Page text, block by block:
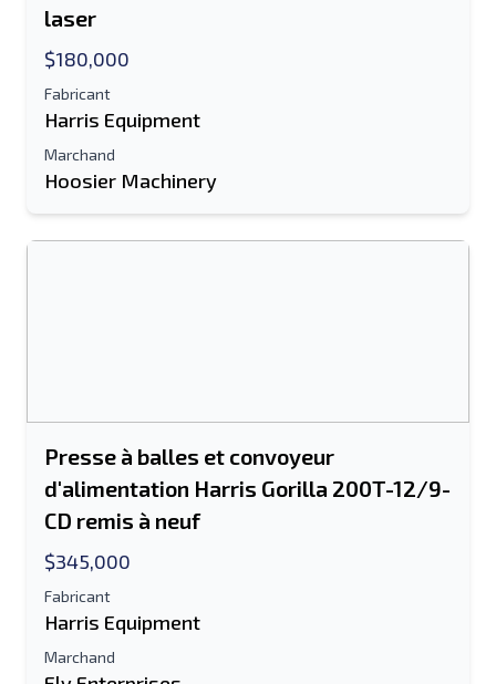
laser
$180,000
Fabricant
Harris Equipment
Marchand
Hoosier Machinery
Presse à balles et convoyeur
d'alimentation Harris Gorilla 200T-12/9-
CD remis à neuf
$345,000
Fabricant
Harris Equipment
Marchand